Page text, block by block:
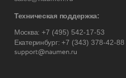
Техническая поддержка:
Москва: +7 (495) 542-17-53
Екатеринбург:+7 (343) 378-42-88